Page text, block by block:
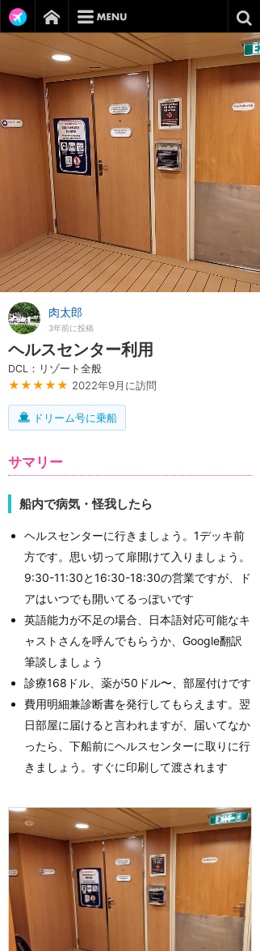
肉太郎
3年前に投稿
ヘルスセンター利用
DCL：リゾート全般
★★★★★ 2022年9月に訪問
ドリーム号に乗船
サマリー
船内で病気・怪我したら
ヘルスセンターに行きましょう。1デッキ前
方です。思い切って扉開けて入りましょう。
9:30-11:30と16:30-18:30の営業ですが、ド
アはいつでも開いてるっぽいです
英語能力が不足の場合、日本語対応可能なキ
ャストさんを呼んでもらうか、Google翻訳
筆談しましょう
診療168ドル、薬が50ドル〜、部屋付けです
費用明細兼診断書を発行してもらえます。翌
日部屋に届けると言われますが、届いてなか
ったら、下船前にヘルスセンターに取りに行
きましょう。すぐに印刷して渡されます